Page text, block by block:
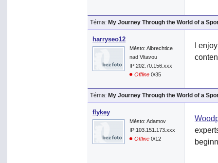
Téma: My Journey Through the World of a
harryseo12
Město: Albrechtice
nad Vltavou
IP:202.70.156.xxx
Offline 0/35
I
Téma: My Journey Through the World of a
flykey
Město: Adamov
IP:103.151.173.xxx
Offline 0/12